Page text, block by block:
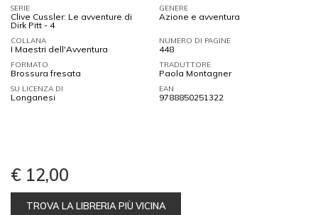
SERIE
Clive Cussler: Le avventure di
Dirk Pitt - 4
GENERE
Azione e avventura
COLLANA
I Maestri dell'Avventura
NUMERO DI PAGINE
448
FORMATO
Brossura fresata
TRADUTTORE
Paola Montagner
SU LICENZA DI
Longanesi
EAN
9788850251322
€ 12,00
TROVA LA LIBRERIA PIÙ VICINA